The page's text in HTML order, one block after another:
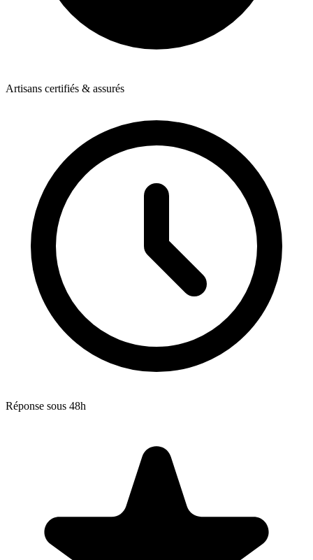
Artisans certifiés & assurés
Réponse sous 48h